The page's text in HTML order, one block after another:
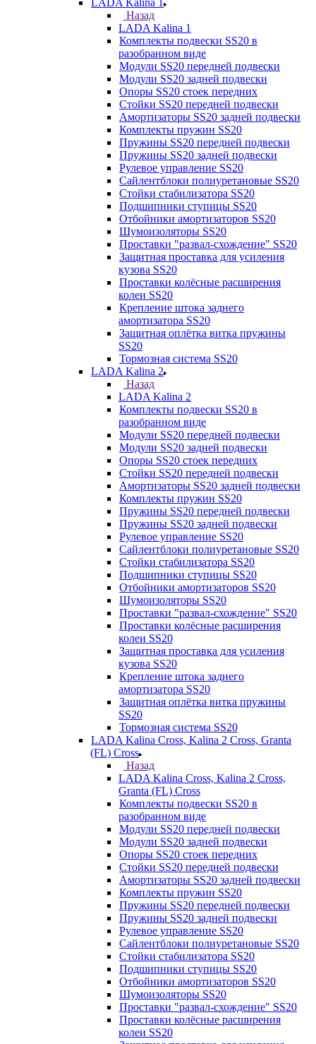
LADA Kalina 1
Назад
LADA Kalina 1
Комплекты подвески SS20 в
разобранном виде
Модули SS20 передней подвески
Модули SS20 задней подвески
Опоры SS20 стоек передних
Стойки SS20 передней подвески
Амортизаторы SS20 задней подвески
Комплекты пружин SS20
Пружины SS20 передней подвески
Пружины SS20 задней подвески
Рулевое управление SS20
Сайлентблоки полиуретановые SS20
Стойки стабилизатора SS20
Подшипники ступицы SS20
Отбойники амортизаторов SS20
Шумоизоляторы SS20
Проставки "развал-схождение" SS20
Защитная проставка для усиления
кузова SS20
Проставки колёсные расширения
колеи SS20
Крепление штока заднего
амортизатора SS20
Защитная оплётка витка пружины
SS20
Тормозная система SS20
LADA Kalina 2
Назад
LADA Kalina 2
Комплекты подвески SS20 в
разобранном виде
Модули SS20 передней подвески
Модули SS20 задней подвески
Опоры SS20 стоек передних
Стойки SS20 передней подвески
Амортизаторы SS20 задней подвески
Комплекты пружин SS20
Пружины SS20 передней подвески
Пружины SS20 задней подвески
Рулевое управление SS20
Сайлентблоки полиуретановые SS20
Стойки стабилизатора SS20
Подшипники ступицы SS20
Отбойники амортизаторов SS20
Шумоизоляторы SS20
Проставки "развал-схождение" SS20
Проставки колёсные расширения
колеи SS20
Защитная проставка для усиления
кузова SS20
Крепление штока заднего
амортизатора SS20
Защитная оплётка витка пружины
SS20
Тормозная система SS20
LADA Kalina Cross, Kalina 2 Cross, Granta
(FL) Cross
Назад
LADA Kalina Cross, Kalina 2 Cross,
Granta (FL) Cross
Комплекты подвески SS20 в
разобранном виде
Модули SS20 передней подвески
Модули SS20 задней подвески
Опоры SS20 стоек передних
Стойки SS20 передней подвески
Амортизаторы SS20 задней подвески
Комплекты пружин SS20
Пружины SS20 передней подвески
Пружины SS20 задней подвески
Рулевое управление SS20
Сайлентблоки полиуретановые SS20
Стойки стабилизатора SS20
Подшипники ступицы SS20
Отбойники амортизаторов SS20
Шумоизоляторы SS20
Проставки "развал-схождение" SS20
Проставки колёсные расширения
колеи SS20